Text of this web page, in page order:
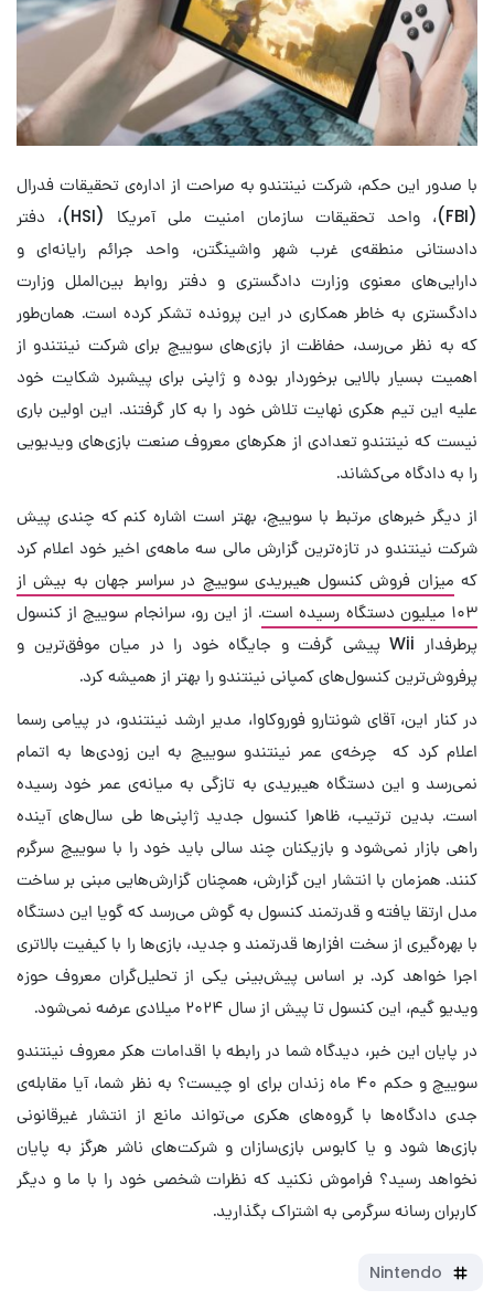
با صدور این حکم، شرکت نینتندو به صراحت از اداره‌ی تحقیقات فدرال
(FBI)، واحد تحقیقات سازمان امنیت ملی آمریکا (HSI)، دفتر
دادستانی منطقه‌ی غرب شهر واشینگتن، واحد جرائم رایانه‌ای و
دارایی‌های معنوی وزارت دادگستری و دفتر روابط بین‌الملل وزارت
دادگستری به خاطر همکاری در این پرونده تشکر کرده است. همان‌طور
که به نظر می‌رسد، حفاظت از بازی‌های سوییچ برای شرکت نینتندو از
اهمیت بسیار بالایی برخوردار بوده و ژاپنی برای پیشبرد شکایت خود
علیه این تیم هکری نهایت تلاش خود را به کار گرفتند. این اولین باری
نیست که نینتندو تعدادی از هکرهای معروف صنعت بازی‌های ویدیویی
را به دادگاه می‌کشاند.
از دیگر خبرهای مرتبط با سوییچ، بهتر است اشاره کنم که چندی پیش
شرکت نینتندو در تازه‌ترین گزارش مالی سه ماهه‌ی اخیر خود اعلام کرد
که میزان فروش کنسول هیبریدی سوییچ در سراسر جهان به بیش از
۱۰۳ میلیون دستگاه رسیده است
. از این رو، سرانجام سوییچ از کنسول
پرطرفدار Wii پیشی گرفت و جایگاه خود را در میان موفق‌ترین و
پرفروش‌ترین کنسول‌های کمپانی نینتندو را بهتر از همیشه کرد.
در کنار این، آقای شونتارو فوروکاوا، مدیر ارشد نینتندو، در پیامی رسما
اعلام کرد که چرخه‌ی عمر نینتندو سوییچ به این زودی‌ها به اتمام
نمی‌رسد و این دستگاه هیبریدی به تازگی به میانه‌ی عمر خود رسیده
است. بدین ترتیب، ظاهرا کنسول جدید ژاپنی‌ها طی سال‌های آینده
راهی بازار نمی‌شود و بازیکنان چند سالی باید خود را با سوییچ سرگرم
کنند. همزمان با انتشار این گزارش، همچنان گزارش‌هایی مبنی بر ساخت
مدل ارتقا یافته و قدرتمند کنسول به گوش می‌رسد که گویا این دستگاه
با بهره‌گیری از سخت افزارها قدرتمند و جدید، بازی‌ها را با کیفیت بالاتری
اجرا خواهد کرد. بر اساس پیش‌بینی یکی از تحلیل‌گران معروف حوزه
ویدیو گیم، این کنسول تا پیش از سال ۲۰۲۴ میلادی عرضه نمی‌شود.
در پایان این خبر، دیدگاه شما در رابطه با اقدامات هکر معروف نینتندو
سوییچ و حکم ۴۰ ماه زندان برای او چیست؟ به نظر شما، آیا مقابله‌ی
جدی دادگاه‌ها با گروه‌های هکری می‌تواند مانع از انتشار غیرقانونی
بازی‌ها شود و یا کابوس بازی‌سازان و شرکت‌های ناشر هرگز به پایان
نخواهد رسید؟ فراموش نکنید که نظرات شخصی خود را با ما و دیگر
کاربران رسانه سرگرمی به اشتراک بگذارید.
Nintendo